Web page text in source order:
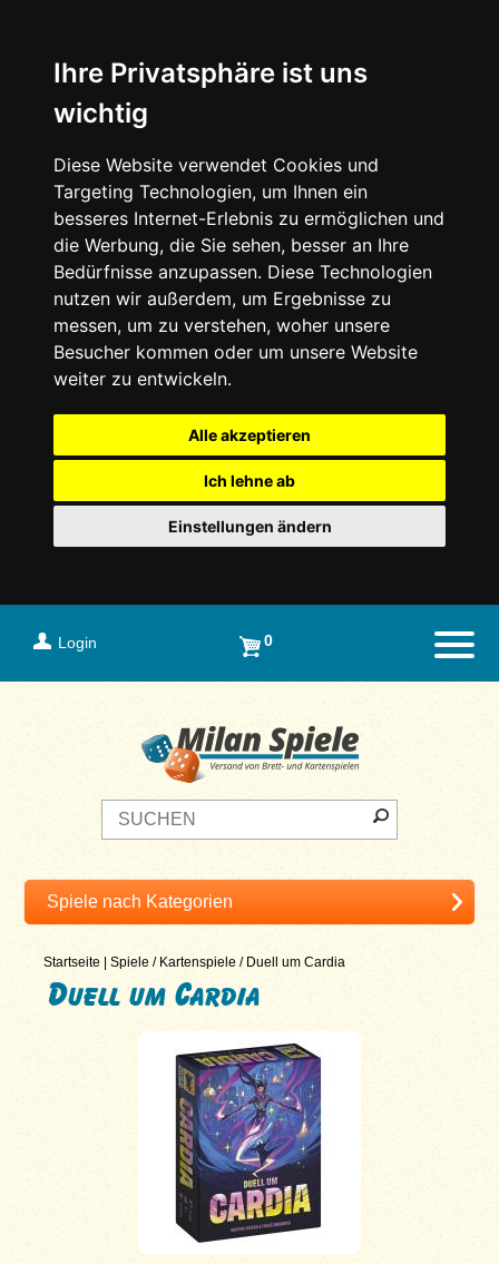
Ihre Privatsphäre ist uns
wichtig
Diese Website verwendet Cookies und
Targeting Technologien, um Ihnen ein
besseres Internet-Erlebnis zu ermöglichen und
die Werbung, die Sie sehen, besser an Ihre
Bedürfnisse anzupassen. Diese Technologien
nutzen wir außerdem, um Ergebnisse zu
messen, um zu verstehen, woher unsere
Besucher kommen oder um unsere Website
weiter zu entwickeln.
Alle akzeptieren
Ich lehne ab
Einstellungen ändern
Login 0
Startseite |Spiele / Kartenspiele / Duell um Cardia
Duell um Cardia